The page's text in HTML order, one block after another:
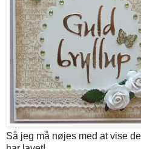
Så jeg må nøjes med at vise